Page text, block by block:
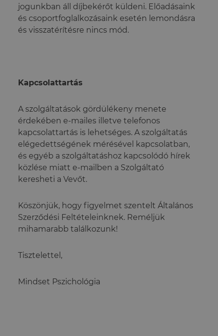
jogunkban áll díjbekérőt küldeni. Előadásaink
és csoportfoglalkozásaink esetén lemondásra
és visszatérítésre nincs mód.
Kapcsolattartás
A szolgáltatások gördülékeny menete
érdekében e-mailes illetve telefonos
kapcsolattartás is lehetséges. A szolgáltatás
elégedettségének mérésével kapcsolatban,
és egyéb a szolgáltatáshoz kapcsolódó hírek
közlése miatt e-mailben a Szolgáltató
keresheti a Vevőt.
Köszönjük, hogy figyelmet szentelt Általános
Szerződési Feltételeinknek. Reméljük
mihamarabb találkozunk!
Tisztelettel,
Mindset Pszichológia